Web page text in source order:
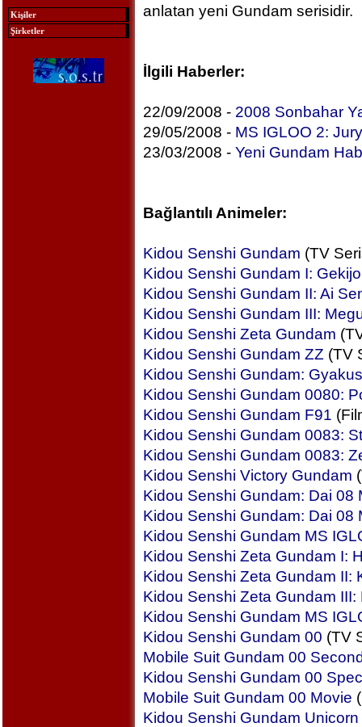
Kişiler
Şirketler
anlatan yeni Gundam serisidir.
İlgili Haberler:
22/09/2008 - 2008 Sonbahar
29/05/2008 - MS IGLOO 2:
23/03/2008 - Yeni Gundam
Bağlantılı Animeler:
Kidou Senshi Gundam (TV
Kidou Senshi Gundam I:
Kidou Senshi Gundam II: Ai
Kidou Senshi Gundam III:
Kidou Senshi Zeta Gundam
Kidou Senshi Gundam ZZ (TV
Kidou Senshi Gundam:
Kidou Senshi Gundam 0080:
Kidou Senshi Gundam F91
Kidou Senshi Gundam 0083:
Kidou Senshi Gundam 0083:
Kidou Senshi Victory Gundam
Kidou Senshi Gundam: Dai 08
Kidou Senshi Gundam: Dai 08
Kidou Senshi Gundam MS
Kidou Senshi Zeta Gundam I:
Kidou Senshi Zeta Gundam II:
Kidou Senshi Zeta Gundam
Kidou Senshi Gundam MS
Kidou Senshi Gundam 00 (TV
Mobile Suit Gundam 00
Kidou Senshi Gundam 00
Mobile Suit Gundam 00 Movie
Kidou Senshi Gundam Unicorn